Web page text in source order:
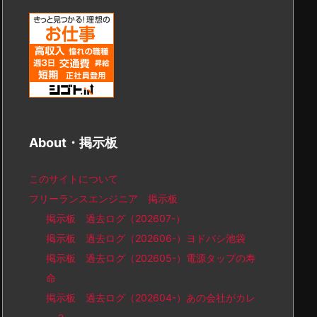
About・掲示板
このサイトについて
フリーランスエンジニア 掲示板
掲示板 過去ログ（202607-）
掲示板 過去ログ（202606-）ヨドバシ池袋
掲示板 過去ログ（202605-）電源タップの寿
命
掲示板 過去ログ（202604-）あの会社がカレ